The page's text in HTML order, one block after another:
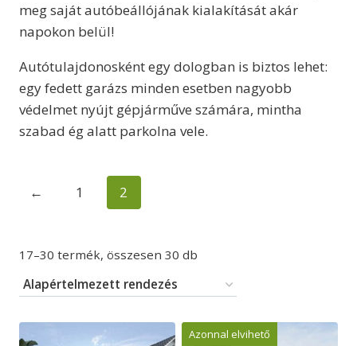
meg saját autóbeállójának kialakítását akár
napokon belül!
Autótulajdonosként egy dologban is biztos lehet:
egy fedett garázs minden esetben nagyobb
védelmet nyújt gépjárműve számára, mintha
szabad ég alatt parkolna vele.
← 1 2
17–30 termék, összesen 30 db
Azonnal elvihető